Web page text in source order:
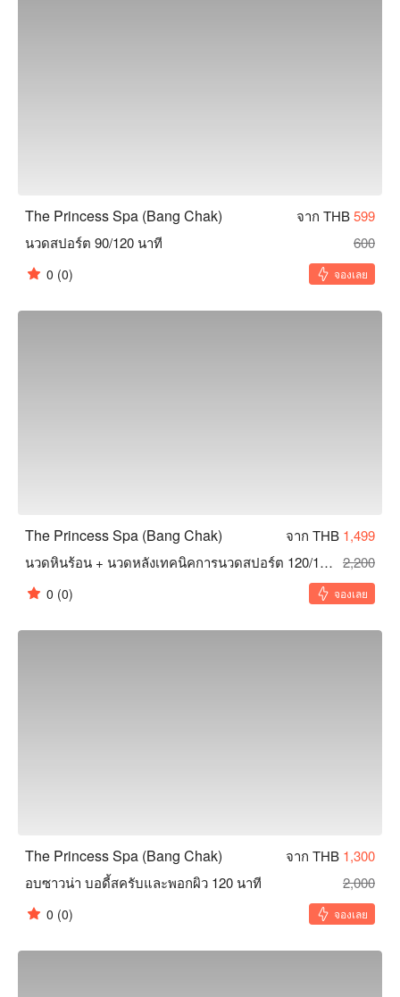
The Princess Spa (Bang Chak) จาก THB599
นวดสปอร์ต 90/120 นาที
600
0 (0) จองเลย
The Princess Spa (Bang Chak) จาก THB 1,499
นวดหินร้อน + นวดหลังเทคนิคการนวดสปอร์ต 120/150 นาที 2,200
0 (0) จองเลย
The Princess Spa (Bang Chak) จาก THB 1,300
อบซาวน่า บอดี้สครับและพอกผิว 120 นาที
2,000
0 (0) จองเลย